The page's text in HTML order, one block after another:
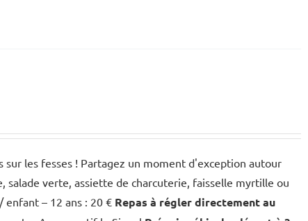
sur les fesses ! Partagez un moment d'exception autour
verte, assiette de charcuterie, faisselle myrtille ou
enfant – 12 ans : 20 € Repas à régler directement au